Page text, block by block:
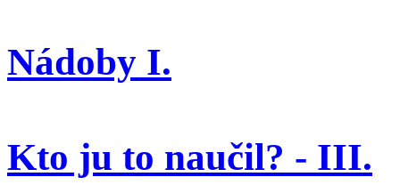
Nádoby I.
Kto ju to naučil? - III.